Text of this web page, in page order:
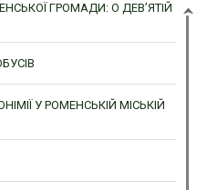
ГРОМАДИ: О ДЕВ’ЯТІЙ
У РОМЕНСЬКІЙ МІСЬКІЙ